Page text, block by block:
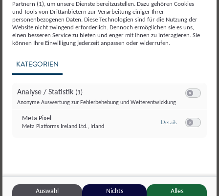
Partnern (1), um unsere Dienste bereitzustellen. Dazu gehören Cookies
und Tools von Drittanbietern zur Verarbeitung einiger Ihrer
personenbezogenen Daten. Diese Technologien sind für die Nutzung der
Website nicht zwingend erforderlich. Dennoch ermöglichen sie es uns,
einen besseren Service zu bieten und enger mit Ihnen zu interagieren. Sie
können Ihre Einwilligung jederzeit anpassen oder widerrufen.
KATEGORIEN
Analyse / Statistik (1)
Anonyme Auswertung zur Fehlerbehebung und Weiterentwicklung
Meta Pixel
Meta Platforms Ireland Ltd., Irland
Detailszu Meta Pixel
Auswahl
Nichts
Alles